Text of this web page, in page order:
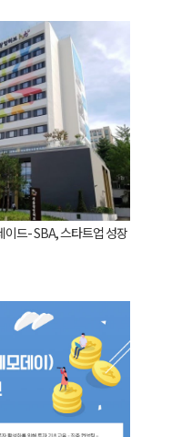
이드- SBA, 스타트업 성장